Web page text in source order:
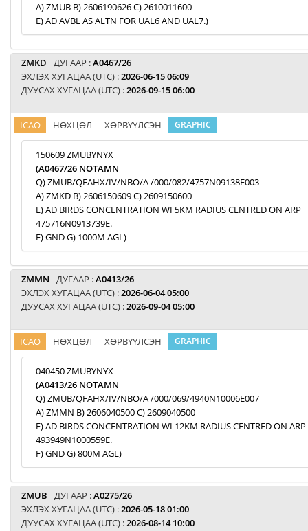
A) ZMUB B) 2606190626 C) 2610011600
E) AD AVBL AS ALTN FOR UAL6 AND UAL7.)
ZMKD ДУГААР :A0467/26
ЭХЛЭХ ХУГАЦАА (UTC) :2026-06-15 06:09
ДУУСАХ ХУГАЦАА (UTC) :2026-09-15 06:00
ICAO НӨХЦӨЛ ХӨРВҮҮЛСЭН GRAPHIC
150609 ZMUBYNYX
(A0467/26 NOTAMN
Q) ZMUB/QFAHX/IV/NBO/A /000/082/4757N09138E003
A) ZMKD B) 2606150609 C) 2609150600
E) AD BIRDS CONCENTRATION WI 5KM RADIUS CENTRED ON ARP
475716N0913739E.
F) GND G) 1000M AGL)
ZMMN ДУГААР :A0413/26
ЭХЛЭХ ХУГАЦАА (UTC) :2026-06-04 05:00
ДУУСАХ ХУГАЦАА (UTC) :2026-09-04 05:00
ICAO НӨХЦӨЛ ХӨРВҮҮЛСЭН GRAPHIC
040450 ZMUBYNYX
(A0413/26 NOTAMN
Q) ZMUB/QFAHX/IV/NBO/A /000/069/4940N10006E007
A) ZMMN B) 2606040500 C) 2609040500
E) AD BIRDS CONCENTRATION WI 12KM RADIUS CENTRED ON ARP
493949N1000559E.
F) GND G) 800M AGL)
ZMUB ДУГААР :A0275/26
ЭХЛЭХ ХУГАЦАА (UTC) :2026-05-18 01:00
ДУУСАХ ХУГАЦАА (UTC) :2026-08-14 10:00